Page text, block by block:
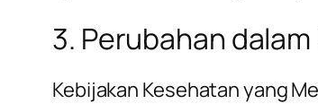
3. Perubahan
Kebijakan Kesehatan yang